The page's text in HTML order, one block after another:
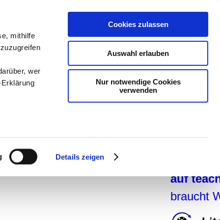
mithilfe
wer
Details zeigen
Cookies zulassen
Auswahl erlauben
Nur notwendige Cookies
verwenden
-
auf
braucht